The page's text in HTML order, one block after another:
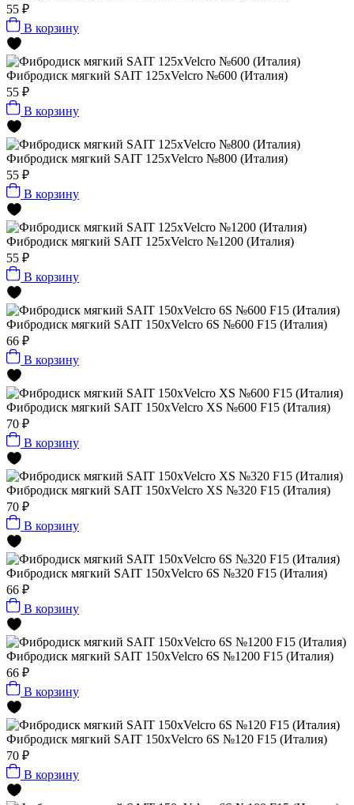
55 ₽
В корзину
Фибродиск мягкий SAIT 125хVelcro №600 (Италия)
55 ₽
В корзину
Фибродиск мягкий SAIT 125хVelcro №800 (Италия)
55 ₽
В корзину
Фибродиск мягкий SAIT 125хVelcro №1200 (Италия)
55 ₽
В корзину
Фибродиск мягкий SAIT 150хVelcro 6S №600 F15 (Италия)
66 ₽
В корзину
Фибродиск мягкий SAIT 150хVelcro XS №600 F15 (Италия)
70 ₽
В корзину
Фибродиск мягкий SAIT 150хVelcro XS №320 F15 (Италия)
70 ₽
В корзину
Фибродиск мягкий SAIT 150хVelcro 6S №320 F15 (Италия)
66 ₽
В корзину
Фибродиск мягкий SAIT 150хVelcro 6S №1200 F15 (Италия)
66 ₽
В корзину
Фибродиск мягкий SAIT 150хVelcro 6S №120 F15 (Италия)
70 ₽
В корзину